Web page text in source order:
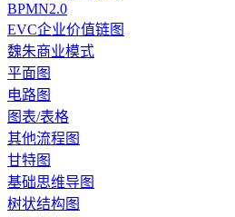
BPMN2.0
EVC企业价值链图
魏朱商业模式
平面图
电路图
图表/表格
其他流程图
甘特图
基础思维导图
树状结构图